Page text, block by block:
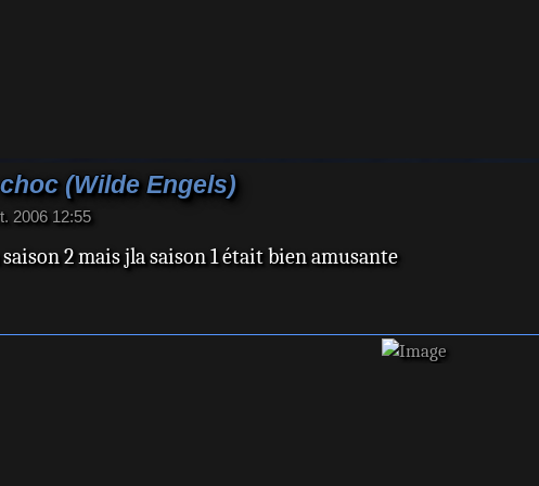
(Wilde Engels)
2006 12:55
2 mais jla saison 1 était bien amusante